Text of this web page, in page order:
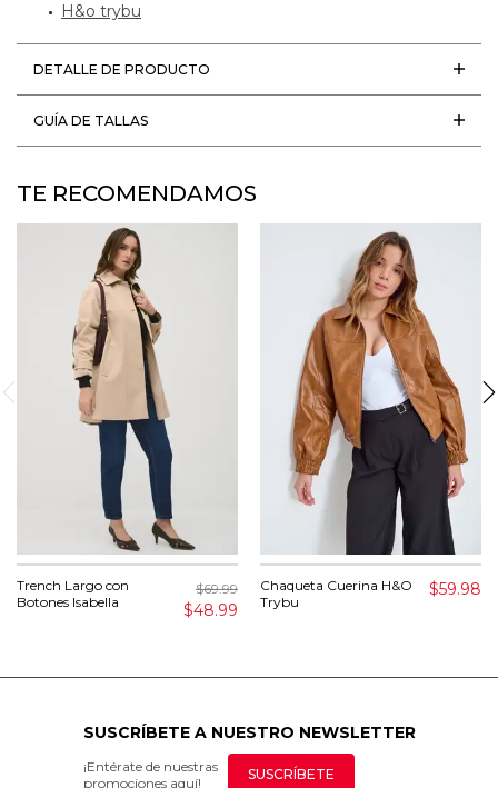
H&o trybu
DETALLE DE PRODUCTO
GUÍA DE TALLAS
TE RECOMENDAMOS
Trench Largo con
Botones Isabella
$69.99
$48.99
Chaqueta Cuerina H&O
Trybu
$59.98
SUSCRÍBETE A NUESTRO NEWSLETTER
¡Entérate de nuestras
promociones aquí!
SUSCRÍBETE